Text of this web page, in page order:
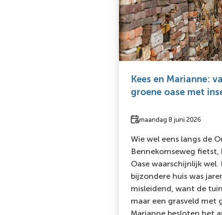
Kees en Marianne:
groene oase met
Datum
maandag 8 juni 2026
Wie wel eens langs de
Bennekomseweg
Oase waarschijnlijk
bijzondere huis was
misleidend, want de
maar een grasveld met